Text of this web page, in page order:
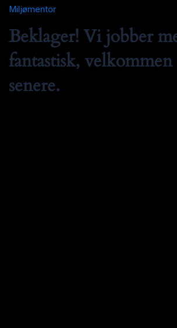
Miljømentor
Beklager! Vi jobber
fantastisk,
senere.